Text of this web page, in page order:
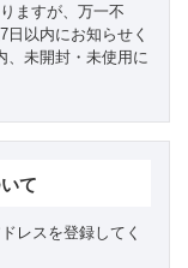
ますが、万一不
以内にお知らせく
、未開封・未使用に
て
レスを登録してく